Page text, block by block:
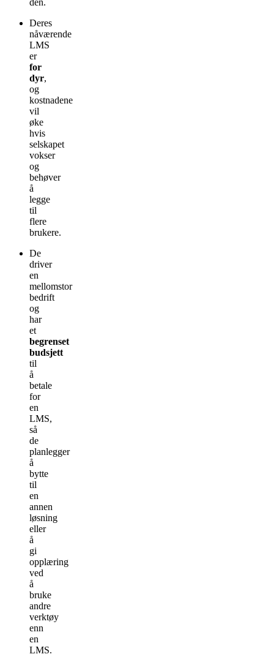
den.
Deres
nåværende
LMS
er
for
dyr,
og
kostnadene
vil
øke
hvis
selskapet
vokser
og
behøver
å
legge
til
flere
brukere.
De
driver
en
mellomstor
bedrift
og
har
et
begrenset
budsjett
til
å
betale
for
en
LMS,
så
de
planlegger
å
bytte
til
en
annen
løsning
eller
å
gi
opplæring
ved
å
bruke
andre
verktøy
enn
en
LMS.